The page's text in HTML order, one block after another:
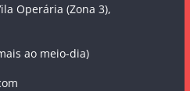
Operária (Zona 3),
ao meio-dia)